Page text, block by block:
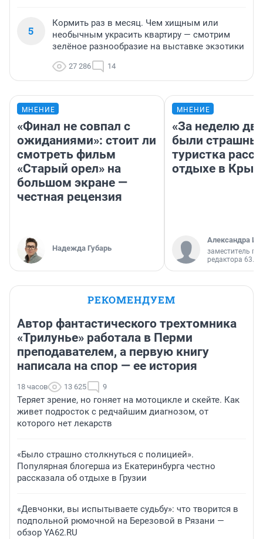
5
Кормить раз в месяц. Чем хищным или
необычным украсить квартиру — смотрим
зелёное разнообразие на выставке экзотики
27 286 14
МНЕНИЕ
«Финал не совпал с
ожиданиями»: стоит ли
смотреть фильм
«Старый орел» на
большом экране —
честная рецензия
Надежда Губарь
МНЕНИЕ
«За неделю
были
туристка
отдыхе в
Александра
заместитель
редактора 63.RU
РЕКОМЕНДУЕМ
Автор фантастического трехтомника
«Трилунье» работала в Перми
преподавателем, а первую книгу
написала на спор — ее история
18 часов 13 625 9
Теряет зрение, но гоняет на мотоцикле и скейте. Как
живет подросток с редчайшим диагнозом, от
которого нет лекарств
«Было страшно столкнуться с полицией».
Популярная блогерша из Екатеринбурга честно
рассказала об отдыхе в Грузии
«Девчонки, вы испытываете судьбу»: что творится в
подпольной рюмочной на Березовой в Рязани —
обзор YA62.RU